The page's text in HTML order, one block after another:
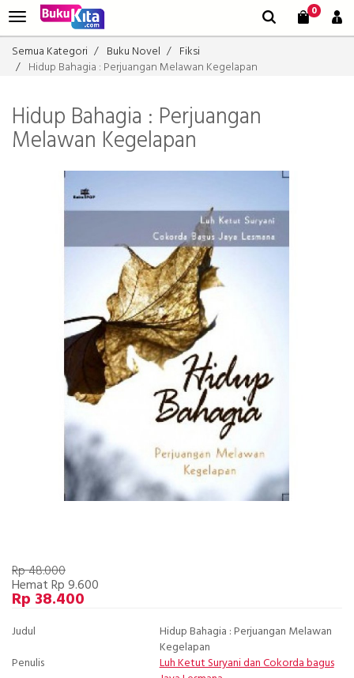
0
Semua Kategori Buku Novel
Fiksi
Hidup Bahagia : Perjuangan Melawan Kegelapan
Hidup Bahagia : Perjuangan
Melawan Kegelapan
Rp 48.000
Hemat Rp 9.600
Rp 38.400
Judul
Hidup Bahagia : Perjuangan Melawan
Kegelapan
Penulis
Luh Ketut Suryani dan Cokorda bagus